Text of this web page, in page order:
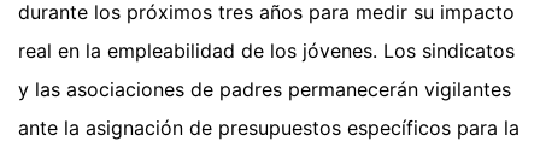
durante los próximos tres años para medir su impacto
real en la empleabilidad de los jóvenes. Los sindicatos
y las asociaciones de padres permanecerán vigilantes
ante la asignación de presupuestos específicos para la